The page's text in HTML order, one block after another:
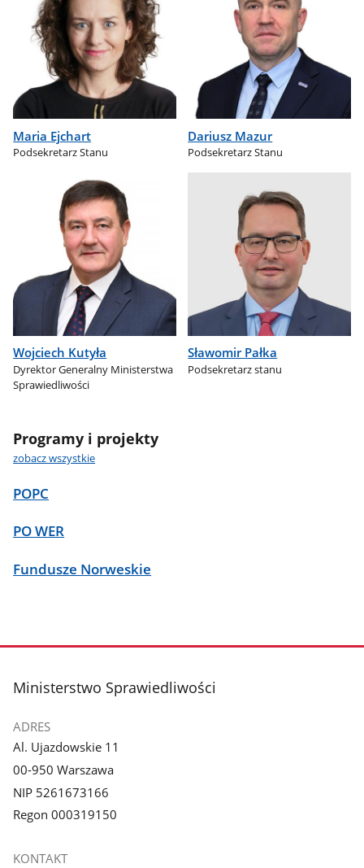
Maria Ejchart
Podsekretarz Stanu
Dariusz Mazur
Podsekretarz Stanu
Wojciech Kutyła
Dyrektor Generalny Ministerstwa
Sprawiedliwości
Sławomir Pałka
Podsekretarz stanu
Programy i projekty
zobacz wszystkie
POPC
PO WER
Fundusze Norweskie
stopka
Ministerstwo Sprawiedliwości
ADRES
Al. Ujazdowskie 11
00-950 Warszawa
NIP 5261673166
Regon 000319150
KONTAKT